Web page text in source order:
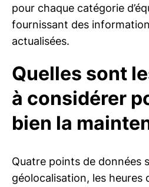
pour chaque catégorie
fournissant des
actualisées.
Quelles sont
à considérer
bien la
Quatre points de données
géolocalisation, les heures